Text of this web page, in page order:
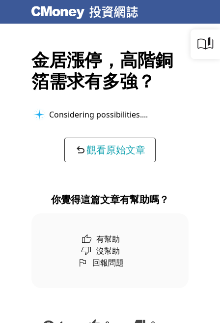
金居漲停，高階銅
箔需求有多強？
Considering possibilities...
觀看原始文章
你覺得這篇文章有幫助嗎？
有幫助
沒幫助
回報問題